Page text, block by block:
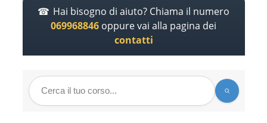
Hai bisogno di aiuto? Chiama il numero
069968846 oppure vai alla pagina dei
contatti